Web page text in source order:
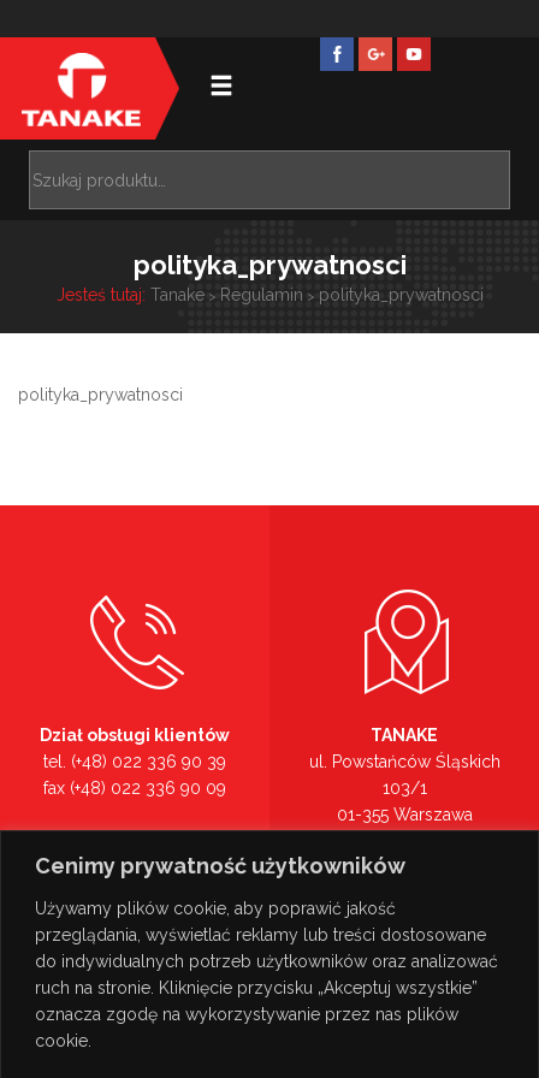
Cenimy prywatność użytkowników
Używamy plików cookie, aby poprawić jakość
przeglądania, wyświetlać reklamy lub treści dostosowane
do indywidualnych potrzeb użytkowników oraz analizować
ruch na stronie. Kliknięcie przycisku „Akceptuj wszystkie”
oznacza zgodę na wykorzystywanie przez nas plików
cookie.
polityka_prywatnosci
Jesteś tutaj: Tanake> Regulamin > polityka_prywatnosci
polityka_prywatnosci
Dział obsługi klientów
tel. (+48) 022 336 90 39
fax (+48) 022 336 90 09
tel. (+48) 022 336 90 00
TANAKE
ul. Powstańców Śląskich
103/1
01-355 Warszawa
Zobacz na mapie >